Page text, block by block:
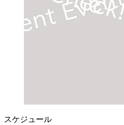
スケジュール